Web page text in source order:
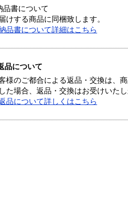
品書について
けする商品に同梱致します。
品書について詳細はこちら
品について
様のご都合による返品・交換は、
た場合、返品・交換はお受けいたし
品について詳しくはこちら